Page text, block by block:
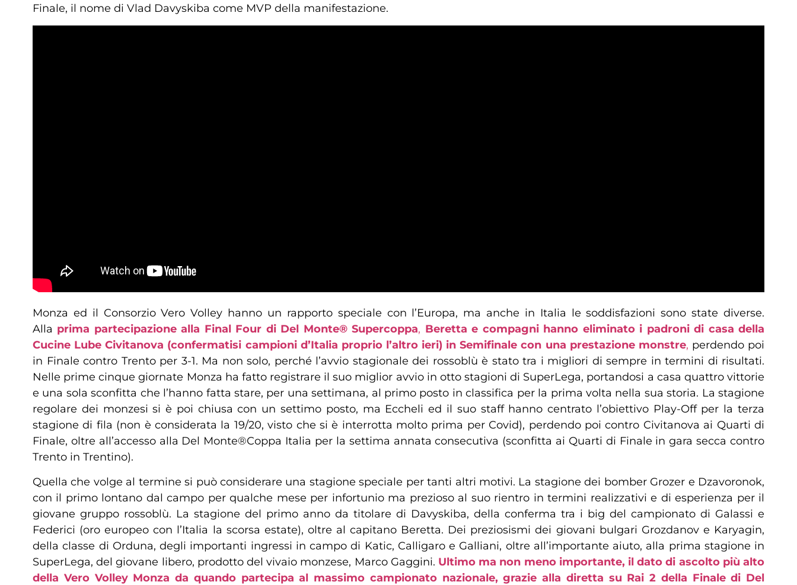
Finale, il nome di Vlad Davyskiba come MVP della manifestazione.
Monza ed il Consorzio Vero Volley hanno un rapporto speciale con l’Europa, ma anche in Italia le soddisfazioni sono state diverse.
Alla prima partecipazione alla Final Four di Del Monte® Supercoppa, Beretta e compagni hanno eliminato i padroni di casa della
Cucine Lube Civitanova (confermatisi campioni d’Italia proprio l’altro ieri) in Semifinale con una prestazione monstre, perdendo poi
in Finale contro Trento per 3-1. Ma non solo, perché l’avvio stagionale dei rossoblù è stato tra i migliori di sempre in termini di risultati.
Nelle prime cinque giornate Monza ha fatto registrare il suo miglior avvio in otto stagioni di SuperLega, portandosi a casa quattro vittorie
e una sola sconfitta che l’hanno fatta stare, per una settimana, al primo posto in classifica per la prima volta nella sua storia. La stagione
regolare dei monzesi si è poi chiusa con un settimo posto, ma Eccheli ed il suo staff hanno centrato l’obiettivo Play-Off per la terza
stagione di fila (non è considerata la 19/20, visto che si è interrotta molto prima per Covid), perdendo poi contro Civitanova ai Quarti di
Finale, oltre all’accesso alla Del Monte®Coppa Italia per la settima annata consecutiva (sconfitta ai Quarti di Finale in gara secca contro
Trento in Trentino).
Quella che volge al termine si può considerare una stagione speciale per tanti altri motivi. La stagione dei bomber Grozer e Dzavoronok,
con il primo lontano dal campo per qualche mese per infortunio ma prezioso al suo rientro in termini realizzativi e di esperienza per il
giovane gruppo rossoblù. La stagione del primo anno da titolare di Davyskiba, della conferma tra i big del campionato di Galassi e
Federici (oro europeo con l’Italia la scorsa estate), oltre al capitano Beretta. Dei preziosismi dei giovani bulgari Grozdanov e Karyagin,
della classe di Orduna, degli importanti ingressi in campo di Katic, Calligaro e Galliani, oltre all’importante aiuto, alla prima stagione in
SuperLega, del giovane libero, prodotto del vivaio monzese, Marco Gaggini. Ultimo ma non meno importante, il dato di ascolto più alto
della Vero Volley Monza da quando partecipa al massimo campionato nazionale, grazie alla diretta su Rai 2 della Finale di Del